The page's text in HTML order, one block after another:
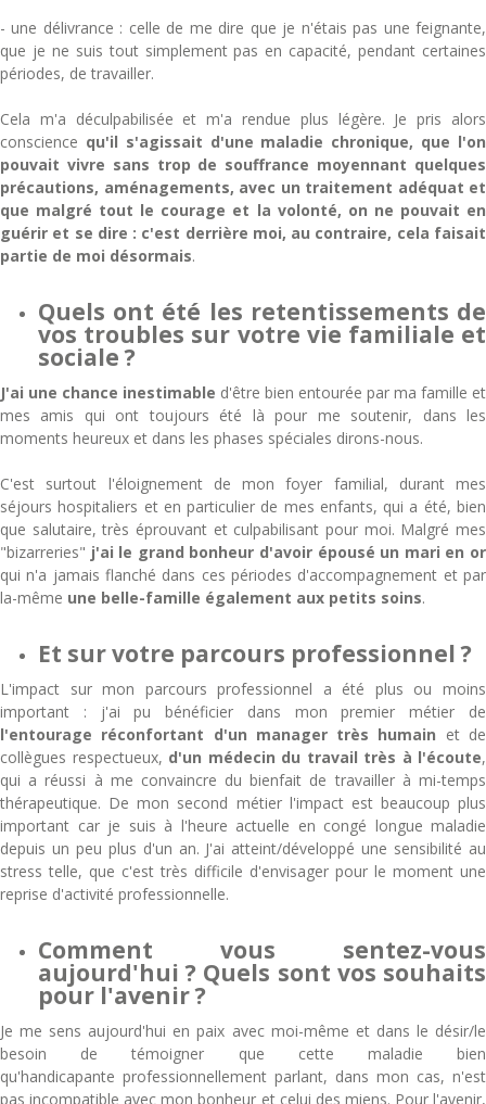
- une délivrance : celle de me dire que je n'étais pas une feignante,
que je ne suis tout simplement pas en capacité, pendant certaines
périodes, de travailler.
Cela m'a déculpabilisée et m'a rendue plus légère. Je pris alors
conscience qu'il s'agissait d'une maladie chronique, que l'on
pouvait vivre sans trop de souffrance moyennant quelques
précautions, aménagements, avec un traitement adéquat et
que malgré tout le courage et la volonté, on ne pouvait en
guérir et se dire : c'est derrière moi, au contraire, cela faisait
partie de moi désormais.
Quels ont été les retentissements de
vos troubles sur votre vie familiale et
sociale ?
J'ai une chance inestimable d'être bien entourée par ma famille et
mes amis qui ont toujours été là pour me soutenir, dans les
moments heureux et dans les phases spéciales dirons-nous.
C'est surtout l'éloignement de mon foyer familial, durant mes
séjours hospitaliers et en particulier de mes enfants, qui a été, bien
que salutaire, très éprouvant et culpabilisant pour moi. Malgré mes
"bizarreries" j'ai le grand bonheur d'avoir épousé un mari en or
qui n'a jamais flanché dans ces périodes d'accompagnement et par
la-même une belle-famille également aux petits soins.
Et sur votre parcours professionnel ?
L'impact sur mon parcours professionnel a été plus ou moins
important : j'ai pu bénéficier dans mon premier métier de
l'entourage réconfortant d'un manager très humain et de
collègues respectueux, d'un médecin du travail très à l'écoute,
qui a réussi à me convaincre du bienfait de travailler à mi-temps
thérapeutique. De mon second métier l'impact est beaucoup plus
important car je suis à l'heure actuelle en congé longue maladie
depuis un peu plus d'un an. J'ai atteint/développé une sensibilité au
stress telle, que c'est très difficile d'envisager pour le moment une
reprise d'activité professionnelle.
Comment vous sentez-vous
aujourd'hui ? Quels sont vos souhaits
pour l'avenir ?
Je me sens aujourd'hui en paix avec moi-même et dans le désir/le
besoin de témoigner que cette maladie bien
qu'handicapante professionnellement parlant, dans mon cas, n'est
pas incompatible avec mon bonheur et celui des miens. Pour l'avenir,